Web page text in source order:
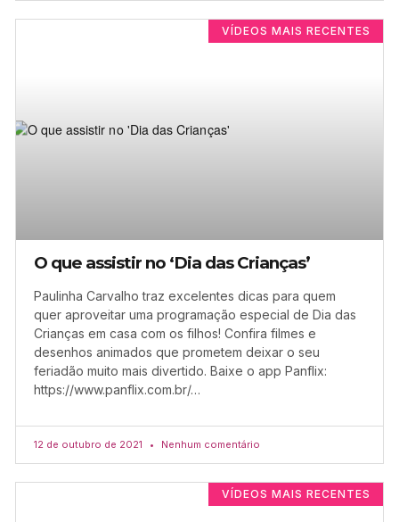
VÍDEOS MAIS RECENTES
O que assistir no ‘Dia das Crianças’
Paulinha Carvalho traz excelentes dicas para quem
quer aproveitar uma programação especial de Dia das
Crianças em casa com os filhos! Confira filmes e
desenhos animados que prometem deixar o seu
feriadão muito mais divertido. Baixe o app Panflix:
https://www.panflix.com.br/…
12 de outubro de 2021 Nenhum comentário
VÍDEOS MAIS RECENTES